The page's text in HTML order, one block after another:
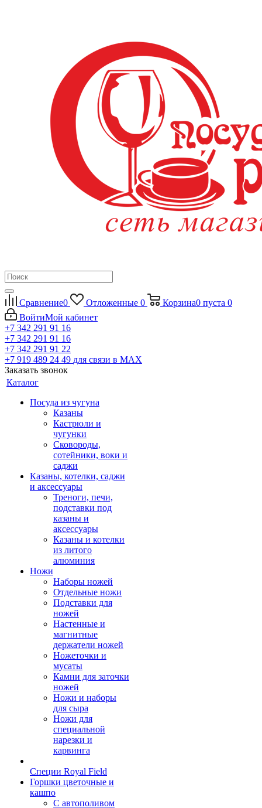
Сравнение0 Отложенные 0 Корзина0 пуста 0
ВойтиМой кабинет
+7 342 291 91 16
+7 342 291 91 16
+7 342 291 91 22
+7 919 489 24 49 для связи в МАХ
Заказать звонок
Каталог
Посуда из чугуна
Казаны
Кастрюли и
чугунки
Сковороды,
сотейники, воки и
саджи
Казаны, котелки, саджи
и аксессуары
Треноги, печи,
подставки под
казаны и
аксессуары
Казаны и котелки
из литого
алюминия
Ножи
Наборы ножей
Отдельные ножи
Подставки для
ножей
Настенные и
магнитные
держатели ножей
Ножеточки и
мусаты
Камни для заточки
ножей
Ножи и наборы
для сыра
Ножи для
специальной
нарезки и
карвинга
Специи Royal Field
Горшки цветочные и
кашпо
С автополивом